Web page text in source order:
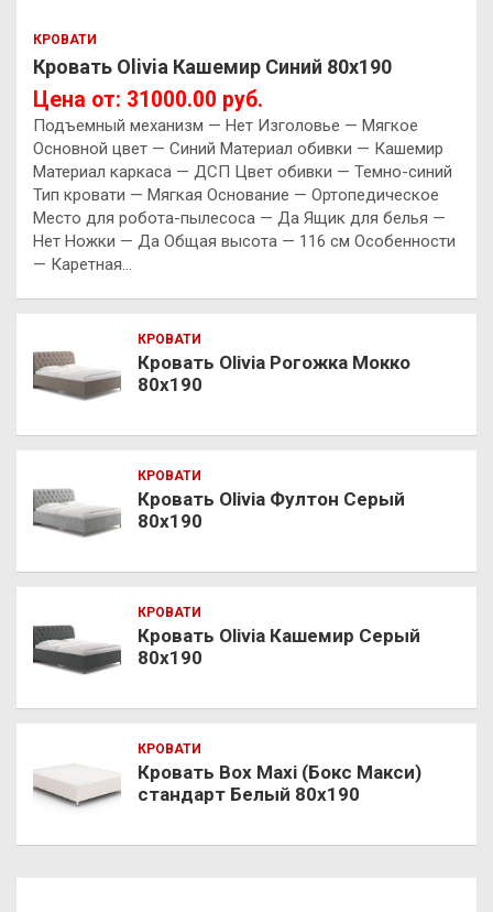
КРОВАТИ
Кровать Olivia Кашемир Синий 80х190
Цена от: 31000.00 руб.
Подъемный механизм — Нет Изголовье — Мягкое
Основной цвет — Синий Материал обивки — Кашемир
Материал каркаса — ДСП Цвет обивки — Темно-синий
Тип кровати — Мягкая Основание — Ортопедическое
Место для робота-пылесоса — Да Ящик для белья —
Нет Ножки — Да Общая высота — 116 см Особенности
— Каретная…
КРОВАТИ
Кровать Olivia Рогожка Мокко
80х190
КРОВАТИ
Кровать Olivia Фултон Серый
80х190
КРОВАТИ
Кровать Olivia Кашемир Серый
80х190
КРОВАТИ
Кровать Box Maxi (Бокс Макси)
стандарт Белый 80х190